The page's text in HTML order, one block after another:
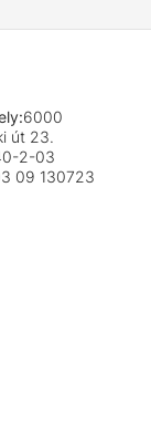
6000
út 23.
2-03
09 130723